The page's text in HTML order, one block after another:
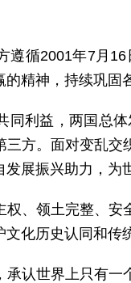
遵循2001年7月
精神，持续巩固
同利益，两国总
方。面对变乱
展振兴助力，为
、领土完整、
化历史认同和传
认世界上只有